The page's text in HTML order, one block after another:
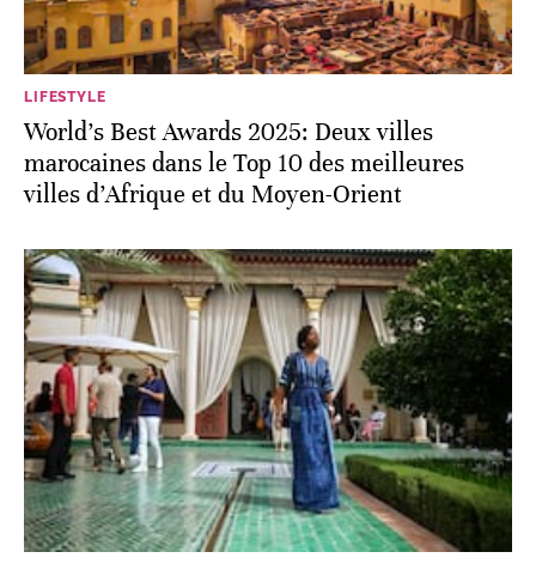
LIFESTYLE
World’s Best Awards 2025: Deux villes
marocaines dans le Top 10 des meilleures
villes d’Afrique et du Moyen-Orient